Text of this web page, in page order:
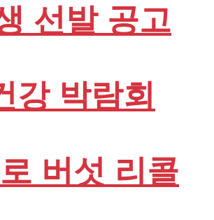
선발 공고
강 박람회
버섯 리콜